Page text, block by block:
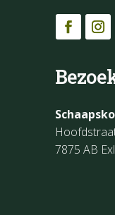
7875 AB